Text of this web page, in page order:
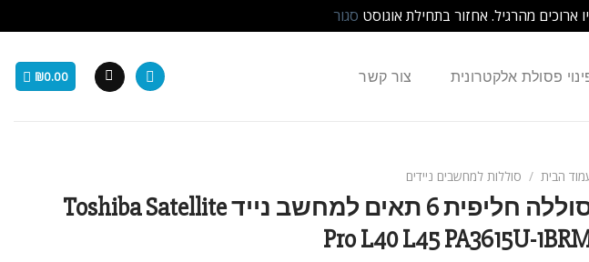
ארוכים מהרגיל. אחזור בתחילת אוגוסט סגור
פסולת אלקטרונית צור קשר ₪0.00
הבית / סוללות למחשבים ניידים
סוללה חליפית 6 תאים למחשב נייד Toshiba Satellite
Pro L40 L45 PA3615U-